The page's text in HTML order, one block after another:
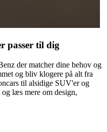
passer til dig
der matcher dine behov og
og bliv klogere på alt fra
til alsidige SUV'er og
læs mere om design,